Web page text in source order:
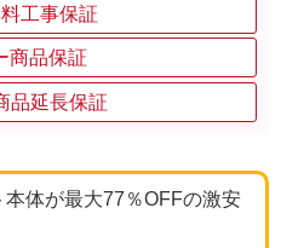
工事保証
商品保証
品延長保証
体が最大77％OFFの激安